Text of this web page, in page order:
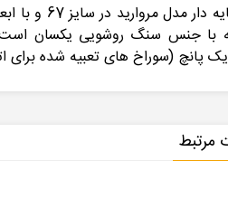
با جنس سنگ روشویی یکسان
پانچ (سوراخ های تعبیه شده برای
مرتبط